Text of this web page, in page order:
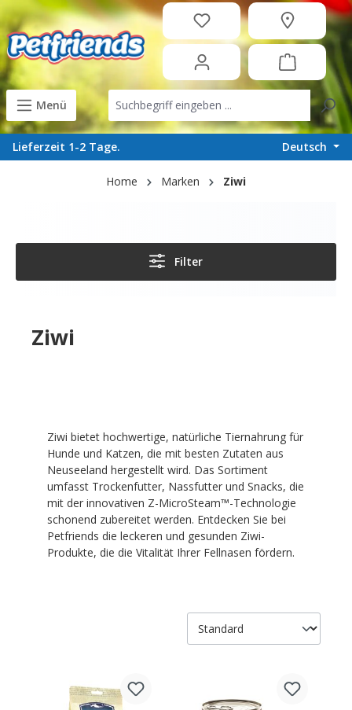
content
Menü
Lieferzeit 1-2 Tage. Deutsch
Home Marken Ziwi
Filter
Ziwi
Ziwi bietet hochwertige, natürliche Tiernahrung für
Hunde und Katzen, die mit besten Zutaten aus
Neuseeland hergestellt wird. Das Sortiment
umfasst Trockenfutter, Nassfutter und Snacks, die
mit der innovativen Z-MicroSteam™-Technologie
schonend zubereitet werden. Entdecken Sie bei
Petfriends die leckeren und gesunden Ziwi-
Produkte, die die Vitalität Ihrer Fellnasen fördern.